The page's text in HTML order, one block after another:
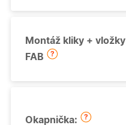
Montáž kliky + vložky
FAB
Okapnička: